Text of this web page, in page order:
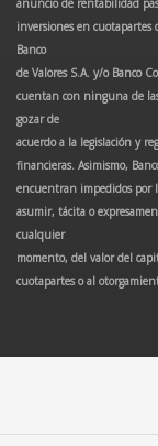
inversiones en
Banco
de Valores S.A. y/o Banco
cuentan con ninguna de
gozar de
acuerdo a la legislación y
financieras. Asimismo,
encuentran impedidos por
asumir, tácita o
cualquier
momento, del valor del
cuotapartes o al